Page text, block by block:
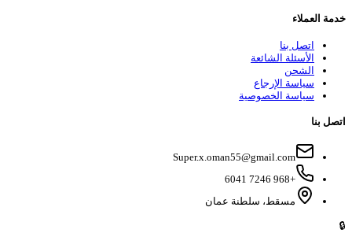
خدمة العملاء
اتصل بنا
الأسئلة الشائعة
الشحن
سياسة الإرجاع
سياسة الخصوصية
اتصل بنا
Super.x.oman55@gmail.com
+968 7246 6041
مسقط، سلطنة عمان
🔒